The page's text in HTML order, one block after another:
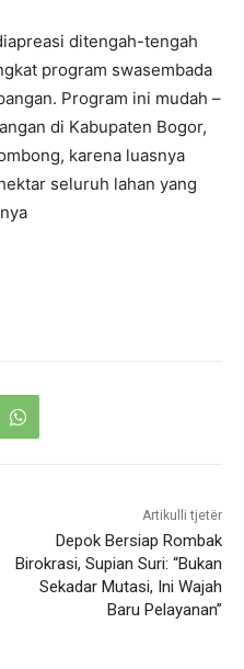
ditengah-tengah
program swasembada
Program ini mudah –
di Kabupaten Bogor,
karena luasnya
seluruh lahan yang
Artikulli tjetër
Depok Bersiap Rombak
Birokrasi, Supian Suri: “Bukan
Sekadar Mutasi, Ini Wajah
Baru Pelayanan”